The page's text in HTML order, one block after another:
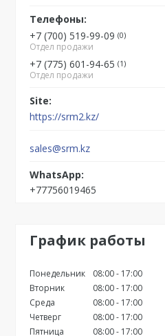
+7 (700) 519-99-09 0
Отдел продажи
+7 (775) 601-94-65 1
Отдел продажи
https://srm2.kz/
sales@srm.kz
+77756019465
График работы
Понедельник 08:00
17:00
Вторник
08:00
17:00
Среда
08:00
17:00
Четверг
08:00
17:00
Пятница
08:00
17:00